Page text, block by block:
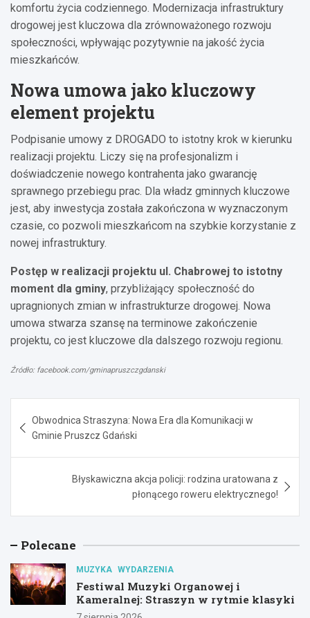
komfortu życia codziennego. Modernizacja infrastruktury
drogowej jest kluczowa dla zrównoważonego rozwoju
społeczności, wpływając pozytywnie na jakość życia
mieszkańców.
Nowa umowa jako kluczowy
element projektu
Podpisanie umowy z DROGADO to istotny krok w kierunku
realizacji projektu. Liczy się na profesjonalizm i
doświadczenie nowego kontrahenta jako gwarancję
sprawnego przebiegu prac. Dla władz gminnych kluczowe
jest, aby inwestycja została zakończona w wyznaczonym
czasie, co pozwoli mieszkańcom na szybkie korzystanie z
nowej infrastruktury.
Postęp w realizacji projektu ul. Chabrowej to istotny
moment dla gminy, przybliżający społeczność do
upragnionych zmian w infrastrukturze drogowej. Nowa
umowa stwarza szansę na terminowe zakończenie
projektu, co jest kluczowe dla dalszego rozwoju regionu.
Źródło: facebook.com/gminapruszczgdanski
wpisu
Obwodnica Straszyna: Nowa Era dla Komunikacji w
Gminie Pruszcz Gdański
Błyskawiczna akcja policji: rodzina uratowana z
płonącego roweru elektrycznego!
Polecane
MUZYKA WYDARZENIA
Festiwal Muzyki Organowej i
Kameralnej: Straszyn w rytmie klasyki